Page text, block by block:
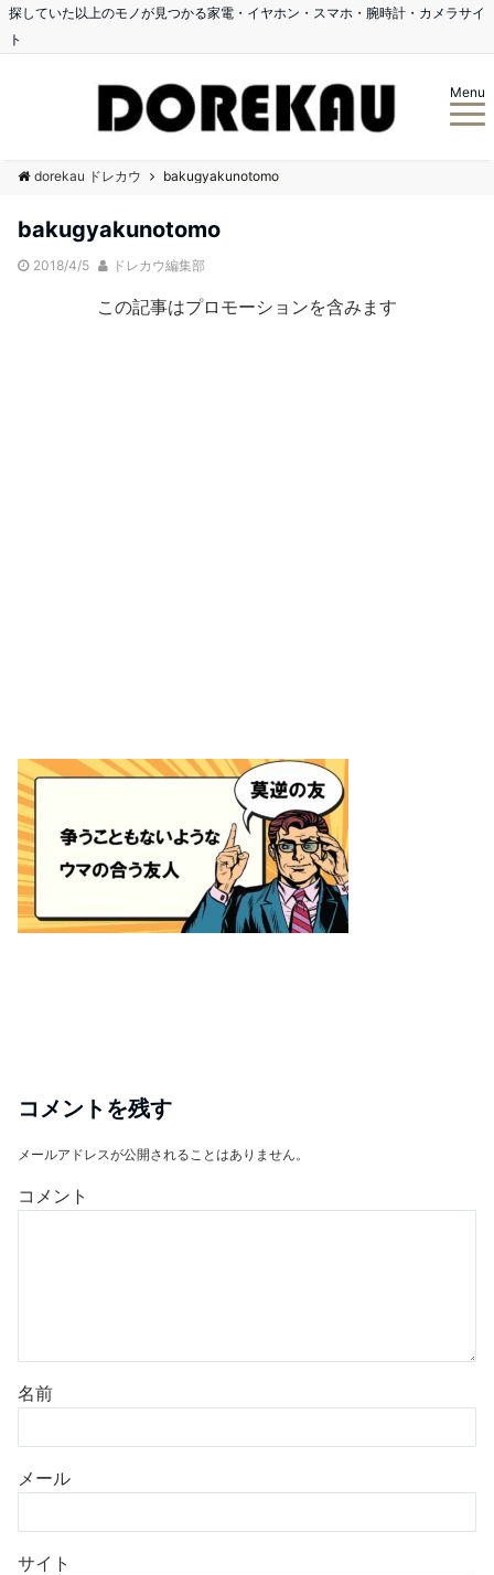
探していた以上のモノが見つかる家電・イヤホン・スマホ・腕時計・カメラサイ
ト
Menu
dorekau ドレカウ bakugyakunotomo
bakugyakunotomo
2018/4/5 ドレカウ編集部
この記事はプロモーションを含みます
コメントを残す
メールアドレスが公開されることはありません。
コメント
名前
メール
サイト